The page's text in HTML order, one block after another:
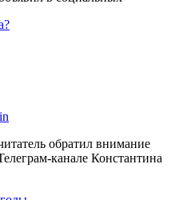
обратил внимание
канале Константина